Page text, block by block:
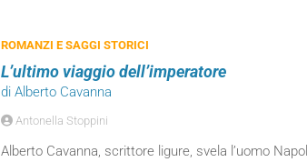
ROMANZI E SAGGI STORICI
L’ultimo viaggio dell’imperatore
di Alberto Cavanna
Antonella Stoppini
Alberto Cavanna, scrittore ligure, svela l’uomo